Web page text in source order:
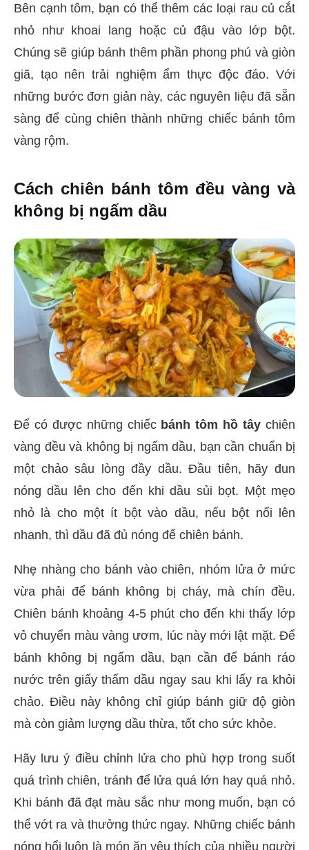
Bên cạnh tôm, bạn có thể thêm các loại rau củ cắt
nhỏ như khoai lang hoặc củ đậu vào lớp bột.
Chúng sẽ giúp bánh thêm phần phong phú và giòn
giã, tạo nên trải nghiệm ẩm thực độc đáo. Với
những bước đơn giản này, các nguyên liệu đã sẵn
sàng để cùng chiên thành những chiếc bánh tôm
vàng rộm.
Cách chiên bánh tôm đều vàng và
không bị ngấm dầu
Để có được những chiếc bánh tôm hồ tây chiên
vàng đều và không bị ngấm dầu, bạn cần chuẩn bị
một chảo sâu lòng đầy dầu. Đầu tiên, hãy đun
nóng dầu lên cho đến khi dầu sủi bọt. Một mẹo
nhỏ là cho một ít bột vào dầu, nếu bột nổi lên
nhanh, thì dầu đã đủ nóng để chiên bánh.
Nhẹ nhàng cho bánh vào chiên, nhóm lửa ở mức
vừa phải để bánh không bị cháy, mà chín đều.
Chiên bánh khoảng 4-5 phút cho đến khi thấy lớp
vỏ chuyển màu vàng ươm, lúc này mới lật mặt. Để
bánh không bị ngấm dầu, bạn cần để bánh ráo
nước trên giấy thấm dầu ngay sau khi lấy ra khỏi
chảo. Điều này không chỉ giúp bánh giữ độ giòn
mà còn giảm lượng dầu thừa, tốt cho sức khỏe.
Hãy lưu ý điều chỉnh lửa cho phù hợp trong suốt
quá trình chiên, tránh để lửa quá lớn hay quá nhỏ.
Khi bánh đã đạt màu sắc như mong muốn, bạn có
thể vớt ra và thưởng thức ngay. Những chiếc bánh
nóng hổi luôn là món ăn yêu thích của nhiều người